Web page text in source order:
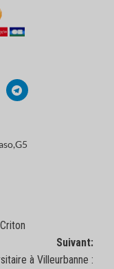
,G5
Suivant:
à Villeurbanne :